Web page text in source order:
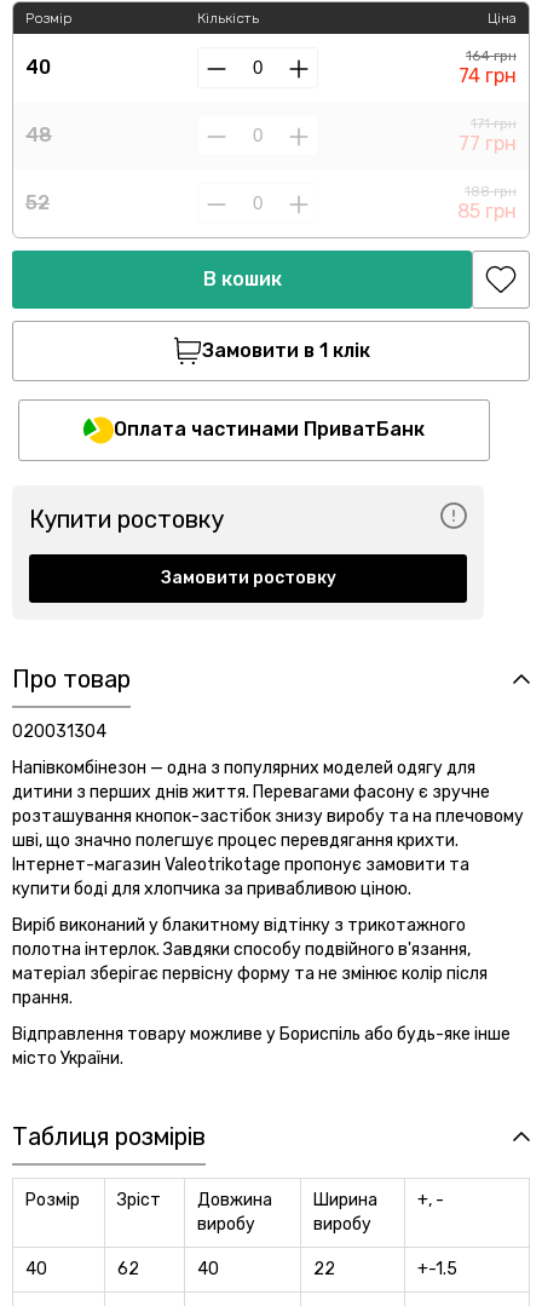
Розмір
40
48
52
Кількість Ціна
164 грн
74 грн
171 грн
77 грн
188 грн
85 грн
В кошик
Замовити в 1 клік
Оплата частинами ПриватБанк
Купити ростовку
Замовити ростовку
Про товар
020031304
Напівкомбінезон — одна з популярних моделей одягу для
дитини з перших днів життя. Перевагами фасону є зручне
розташування кнопок-застібок знизу виробу та на плечовому
шві, що значно полегшує процес перевдягання крихти.
Інтернет-магазин Valeotrikotage пропонує замовити та
купити боді для хлопчика за привабливою ціною.
Виріб виконаний у блакитному відтінку з трикотажного
полотна інтерлок. Завдяки способу подвійного в'язання,
матеріал зберігає первісну форму та не змінює колір після
прання.
Відправлення товару можливе у Бориспіль або будь-яке інше
місто України.
Таблиця розмірів
Розмір Зріст
Довжина
виробу
Ширина
виробу
+, -
40 62 40 22 +-1.5